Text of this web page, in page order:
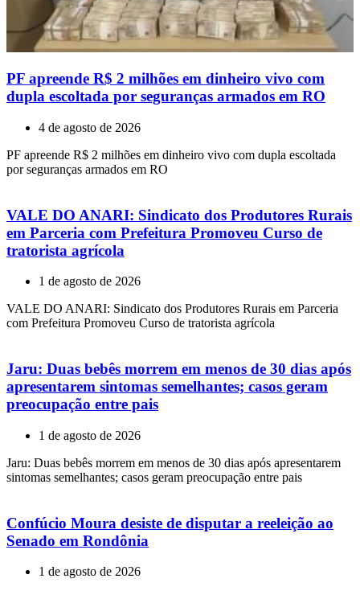
PF apreende R$ 2 milhões em dinheiro vivo com
dupla escoltada por seguranças armados em RO
4 de agosto de 2026
PF apreende R$ 2 milhões em dinheiro vivo com dupla escoltada
por seguranças armados em RO
VALE DO ANARI: Sindicato dos Produtores Rurais
em Parceria com Prefeitura Promoveu Curso de
tratorista agrícola
1 de agosto de 2026
VALE DO ANARI: Sindicato dos Produtores Rurais em Parceria
com Prefeitura Promoveu Curso de tratorista agrícola
Jaru: Duas bebês morrem em menos de 30 dias após
apresentarem sintomas semelhantes; casos geram
preocupação entre pais
1 de agosto de 2026
Jaru: Duas bebês morrem em menos de 30 dias após apresentarem
sintomas semelhantes; casos geram preocupação entre pais
Confúcio Moura desiste de disputar a reeleição ao
Senado em Rondônia
1 de agosto de 2026